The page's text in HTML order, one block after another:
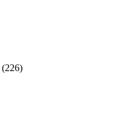
(226)